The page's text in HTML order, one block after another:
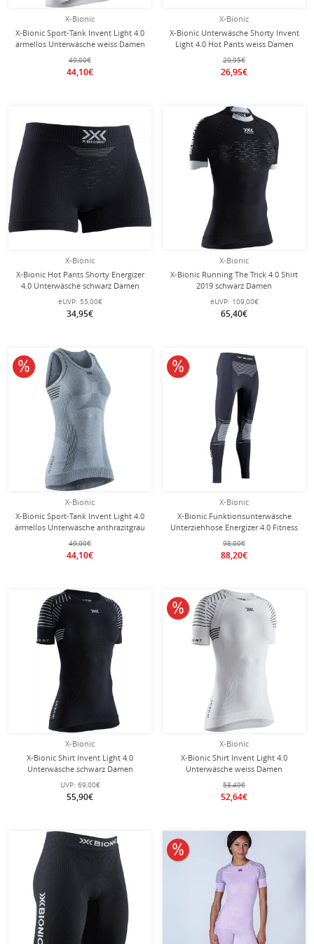
X-Bionic
X-Bionic Sport-Tank Invent Light 4.0
ärmellos Unterwäsche weiss Damen
49,00€
44,10€
X-Bionic
X-Bionic Unterwäsche Shorty Invent
Light 4.0 Hot Pants weiss Damen
29,95€
26,95€
X-Bionic
X-Bionic Hot Pants Shorty Energizer
4.0 Unterwäsche schwarz Damen
eUVP: 55,00€
34,95€
X-Bionic
X-Bionic Running The Trick 4.0 Shirt
2019 schwarz Damen
eUVP: 109,00€
65,40€
X-Bionic
X-Bionic Sport-Tank Invent Light 4.0
ärmellos Unterwäsche anthrazitgrau
Damen
49,00€
44,10€
10% reduziert
X-Bionic
X-Bionic Funktionsunterwäsche
Unterziehhose Energizer 4.0 Fitness
7/8 (Tight, enganliegend) schwarz
Damen
98,00€
88,20€
10% reduziert
X-Bionic
X-Bionic Shirt Invent Light 4.0
Unterwäsche schwarz Damen
UVP: 69,00€
55,90€
X-Bionic
X-Bionic Shirt Invent Light 4.0
Unterwäsche weiss Damen
58,49€
52,64€
10% reduziert
10% reduziert